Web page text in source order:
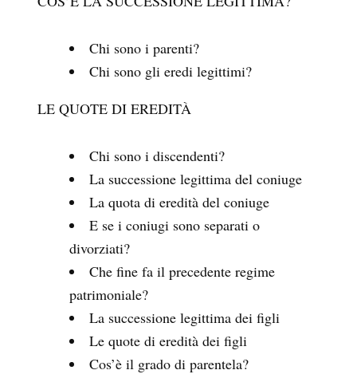
Chi sono i parenti?
Chi sono gli eredi legittimi?
LE QUOTE DI EREDITÀ
Chi sono i discendenti?
La successione legittima del coniuge
La quota di eredità del coniuge
E se i coniugi sono separati o
divorziati?
Che fine fa il precedente regime
patrimoniale?
La successione legittima dei figli
Le quote di eredità dei figli
Cos’è il grado di parentela?